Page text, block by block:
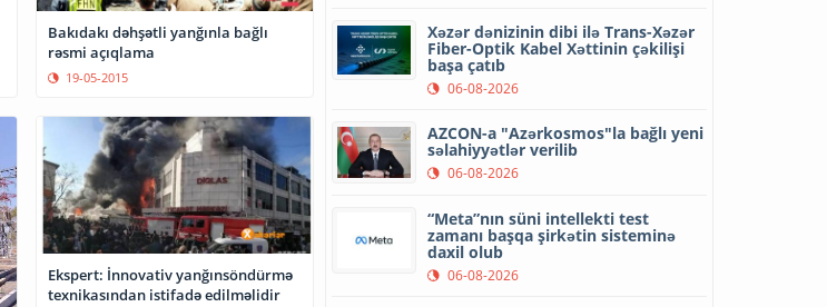
Bakıdakı dəhşətli yanğınla bağlı
rəsmi açıqlama
19-05-2015
Ekspert: İnnovativ yanğınsöndürmə
texnikasından istifadə edilməlidir
Xəzər dənizinin dibi ilə Trans-Xəzər
Fiber-Optik Kabel Xəttinin çəkilişi
başa çatıb
06-08-2026
AZCON-a "Azərkosmos"la bağlı yeni
səlahiyyətlər verilib
06-08-2026
“Meta”nın süni intellekti test
zamanı başqa şirkətin sisteminə
daxil olub
06-08-2026